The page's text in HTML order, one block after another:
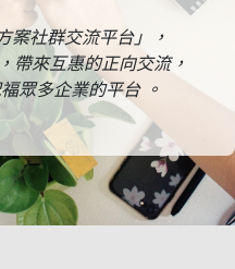
案社群交流平台」，
帶來互惠的正向交流，
眾多企業的平台 。